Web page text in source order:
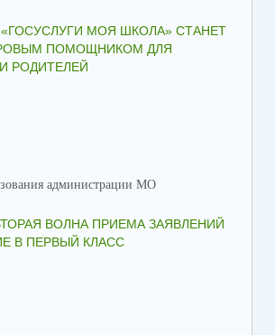
МОЯ ШКОЛА» СТАНЕТ
ПОМОЩНИКОМ ДЛЯ
РОДИТЕЛЕЙ
администрации МО
ВОЛНА ПРИЕМА ЗАЯВЛЕНИЙ
В ПЕРВЫЙ КЛАСС